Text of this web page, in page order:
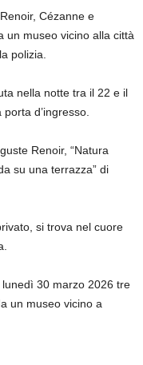
Cézanne e
un museo vicino alla città
polizia.
nella notte tra il 22 e il
d’ingresso.
Renoir, “Natura
su una terrazza” di
si trova nel cuore
30 marzo 2026 tre
un museo vicino a